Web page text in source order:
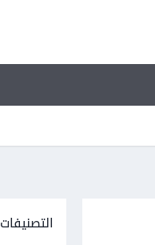
التصنيفات